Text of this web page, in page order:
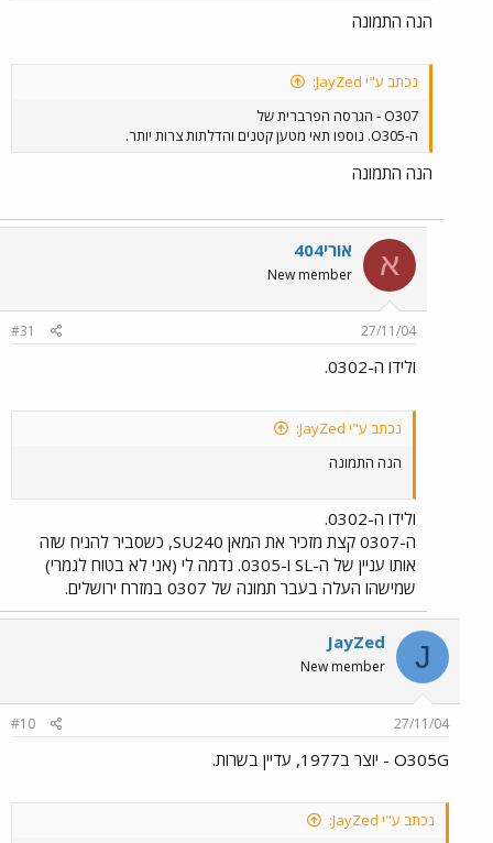
הנה התמונה
נכתב ע"י JayZed:
O307 - הגרסה הפרברית של
ה-O305. נוספו תאי מטען קטנים והדלתות צרות יותר.
הנה התמונה
א אורי404
New member
27/11/04
#31
ולידו ה-0302.
נכתב ע"י JayZed:
הנה התמונה
ולידו ה-0302.
ה-0307 קצת מזכיר את המאן SU240, כשסביר להניח שזה
אותו עניין של ה-SL ו-0305. נדמה לי (אני לא בטוח לגמרי)
שמישהו העלה בעבר תמונה של 0307 במזרח ירושלים.
J
JayZed
New member
27/11/04
#10
O305G - יוצר ב1977, עדיין בשרות.
נכתב ע"י JayZed: